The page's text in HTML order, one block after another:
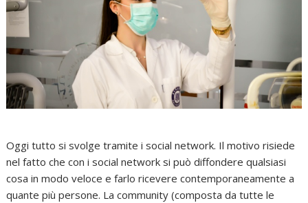
Oggi tutto si svolge tramite i social network. Il motivo risiede
nel fatto che con i social network si può diffondere qualsiasi
cosa in modo veloce e farlo ricevere contemporaneamente a
quante più persone. La community (composta da tutte le